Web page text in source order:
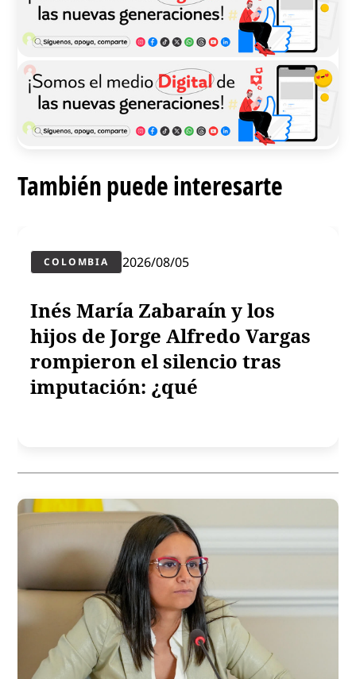
También puede interesarte
COLOMBIA 2026/08/05
Inés María Zabaraín y los
hijos de Jorge Alfredo Vargas
rompieron el silencio tras
imputación: ¿qué